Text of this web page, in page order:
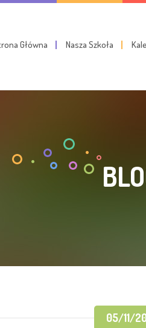
Główna Nasza Szkoła
05/11/